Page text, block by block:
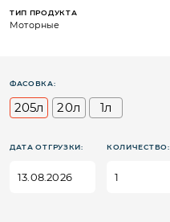
ТИП ПРОДУКТА
Моторные
ФАСОВКА:
205л 20л 1л
ДАТА ОТГРУЗКИ: КОЛИЧЕСТВО: